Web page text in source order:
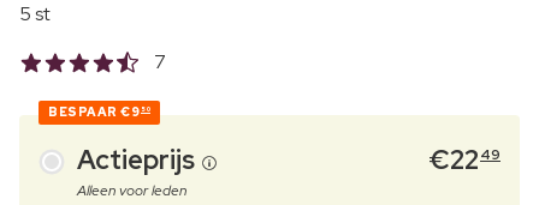
5 st
7
BESPAAR €9 50
Actieprijs €22 49
Alleen voor leden